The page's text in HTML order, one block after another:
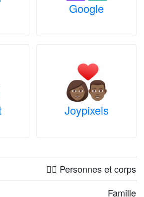
Google
Joypixels
🤦‍♀️ Personnes et corps
Famille